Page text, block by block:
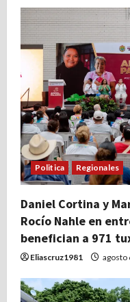
Politica Regionales
Daniel Cortina y
Rocío Nahle en
benefician a 971
Eliascruz1981 agosto